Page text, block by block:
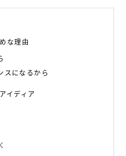
な理由
スになるから
イディア